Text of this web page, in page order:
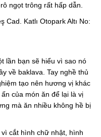
ngọt trông rất hấp dẫn.
Katlı Otopark Altı No:
lần bạn sẽ hiểu vì sao nó
về baklava. Tay nghề thủ
tạo nên hương vị khác
của món ăn để lại là vị
mà ăn nhiều không hề bị
cắt hình chữ nhật, hình